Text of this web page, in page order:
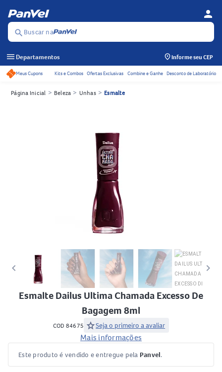
search Buscar na
person
menu Departamentos Informe seu CEP
Acessos rápidos do cabeçalho
Meus Cupons Kits e Combos Ofertas Exclusivas Combine e Ganhe Desconto de Laboratório
Página Inicial > Beleza > Unhas > Esmalte
keyboard_arrow_left keyboard_arrow_right
Esmalte Dailus Ultima Chamada Excesso De
Bagagem 8ml
COD 84675 starSeja o primeiro a avaliar
Mais informações
Este produto é vendido e entregue pela Panvel.